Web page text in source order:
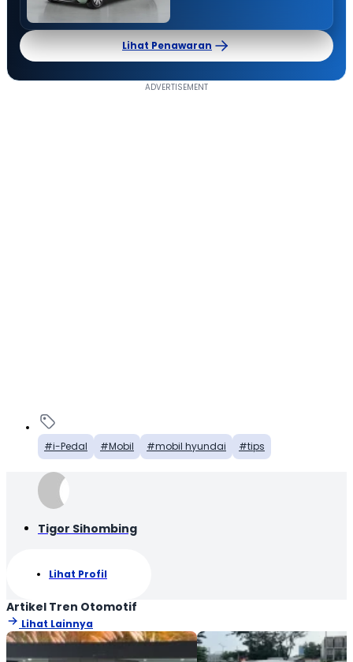
Lihat Penawaran
i-Pedal Mobil mobil hyundai tips
Tigor Sihombing
Lihat Profil
Artikel Tren Otomotif
Lihat Lainnya